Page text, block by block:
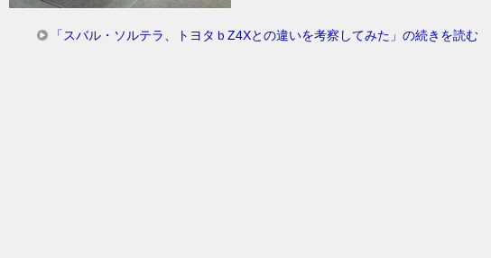
「スバル・ソルテラ、トヨタｂZ4Xとの違いを考察してみた」の続きを読む